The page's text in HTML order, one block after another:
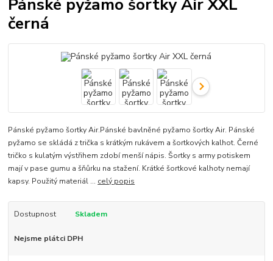
černá
Pánské pyžamo šortky Air.Pánské bavlněné pyžamo šortky Air. Pánské
pyžamo se skládá z trička s krátkým rukávem a šortkových kalhot. Černé
tričko s kulatým výstřihem zdobí menší nápis. Šortky s army potiskem
mají v pase gumu a šňůrku na stažení. Krátké šortkové kalhoty nemají
kapsy. Použitý materiál ... celý popis
Dostupnost Skladem
Nejsme plátci DPH